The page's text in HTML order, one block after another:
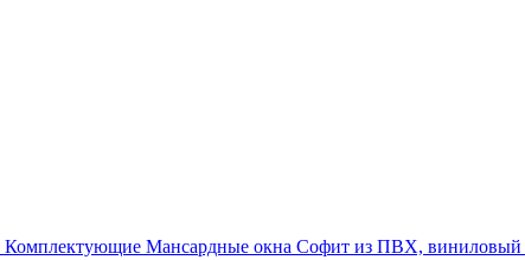
Комплектующие Мансардные окна Софит из ПВХ, виниловый